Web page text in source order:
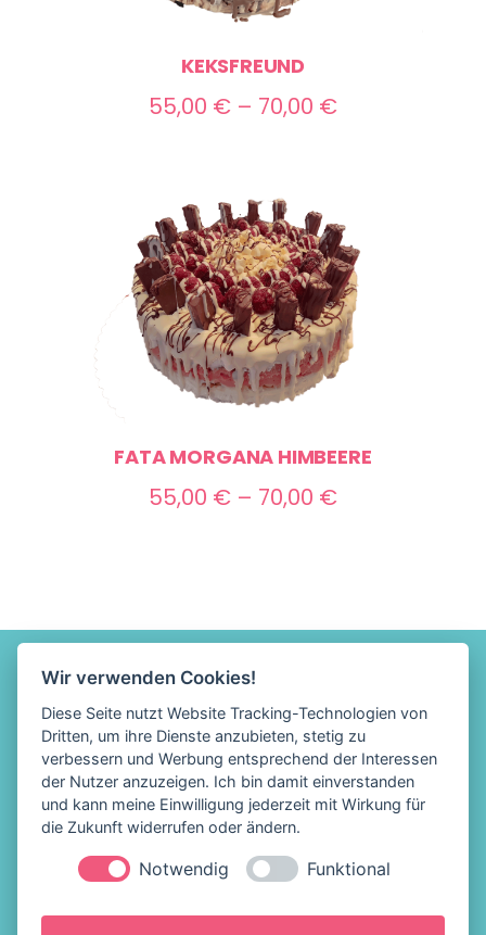
KEKSFREUND
55,00 € – 70,00 €Preisspanne:
FATA MORGANA HIMBEERE
55,00 € – 70,00 €Preisspanne:
Löffelhelden Eis &
Wir verwenden Cookies!
Diese Seite nutzt Website Tracking-Technologien von
Dritten, um ihre Dienste anzubieten, stetig zu
verbessern und Werbung entsprechend der Interessen
der Nutzer anzuzeigen. Ich bin damit einverstanden
und kann meine Einwilligung jederzeit mit Wirkung für
die Zukunft widerrufen oder ändern.
Notwendig Funktional